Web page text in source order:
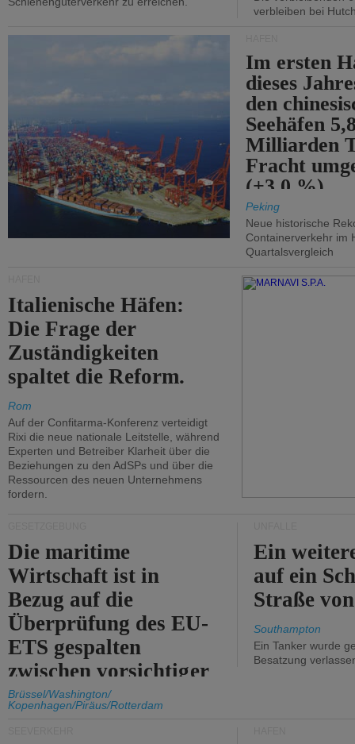
verbleiben bei
Im ersten
dieses
den
Seehäfen
Milliarden
Fracht
(+3,0 %).
Peking
Neue historische
Containerverkehr im
Quartalsvergleich
Italienische Häfen:
Die Frage der
Zuständigkeiten
spaltet die Reform.
Rom
Auf der Confitarma-Konferenz verteidigt
Rixi die neue nationale Leitstelle, während
Experten und Betreiber Klarheit über die
Beziehungen zu den AdSPs und über die
Ressourcen des neuen Unternehmens
fordern.
Die maritime
Wirtschaft ist in
Bezug auf die
Überprüfung des EU-
ETS gespalten
zwischen vorsichtiger
Unterstützung und
Kritik.
Brüssel/Washington/
Kopenhagen/Piräus/Rotterdam
Ein
auf ein
Straße
Southampton
Ein Tanker wurde
Besatzung